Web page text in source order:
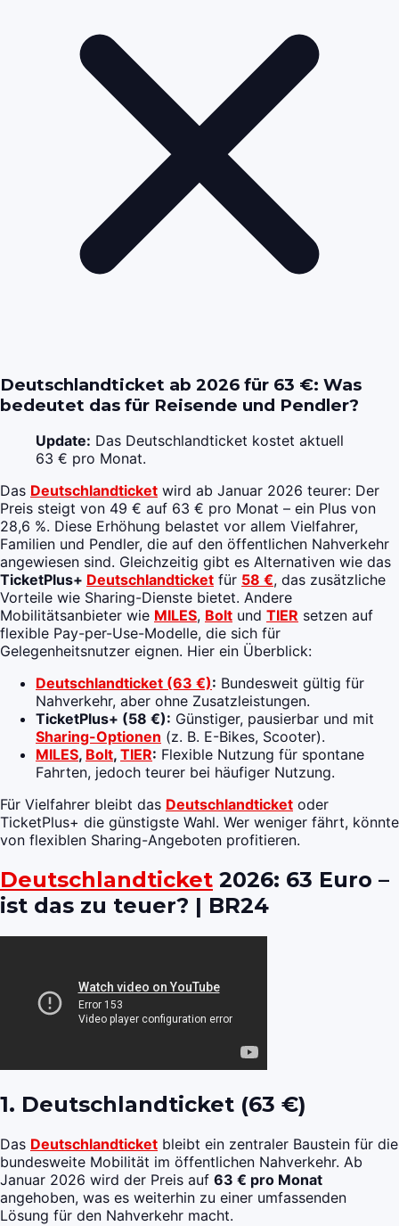
Deutschlandticket ab 2026 für 63 €: Was
bedeutet das für Reisende und Pendler?
Update: Das Deutschlandticket kostet aktuell
63 € pro Monat.
Das Deutschlandticket wird ab Januar 2026 teurer: Der
Preis steigt von 49 € auf 63 € pro Monat – ein Plus von
28,6 %. Diese Erhöhung belastet vor allem Vielfahrer,
Familien und Pendler, die auf den öffentlichen Nahverkehr
angewiesen sind. Gleichzeitig gibt es Alternativen wie das
TicketPlus+ Deutschlandticket für 58 €, das zusätzliche
Vorteile wie Sharing-Dienste bietet. Andere
Mobilitätsanbieter wie MILES, Bolt und TIER setzen auf
flexible Pay-per-Use-Modelle, die sich für
Gelegenheitsnutzer eignen. Hier ein Überblick:
Deutschlandticket (63 €): Bundesweit gültig für
Nahverkehr, aber ohne Zusatzleistungen.
TicketPlus+ (58 €): Günstiger, pausierbar und mit
Sharing-Optionen (z. B. E-Bikes, Scooter).
MILES, Bolt, TIER: Flexible Nutzung für spontane
Fahrten, jedoch teurer bei häufiger Nutzung.
Für Vielfahrer bleibt das Deutschlandticket oder
TicketPlus+ die günstigste Wahl. Wer weniger fährt, könnte
von flexiblen Sharing-Angeboten profitieren.
Deutschlandticket 2026: 63 Euro –
ist das zu teuer? | BR24
1. Deutschlandticket (63 €)
Das Deutschlandticket bleibt ein zentraler Baustein für die
bundesweite Mobilität im öffentlichen Nahverkehr. Ab
Januar 2026 wird der Preis auf 63 € pro Monat
angehoben, was es weiterhin zu einer umfassenden
Lösung für den Nahverkehr macht.